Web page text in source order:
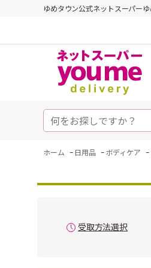
ゆめタウン公式ネットスーパー
ホーム - 日用品 - ボディケア -
受取方法選択